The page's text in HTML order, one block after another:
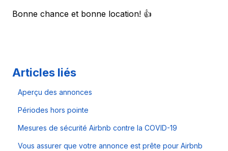
Bonne chance et bonne location! 👍
Articles liés
Aperçu des annonces
Périodes hors pointe
Mesures de sécurité Airbnb contre la COVID-19
Vous assurer que votre annonce est prête pour Airbnb